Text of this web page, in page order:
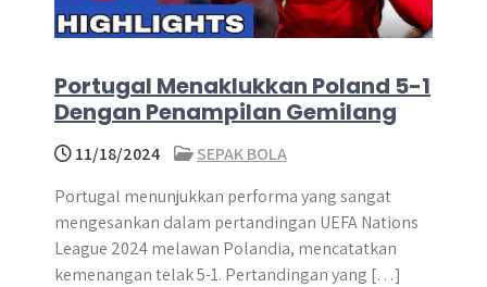
Portugal Menaklukkan Poland 5-1
Dengan Penampilan Gemilang
11/18/2024
SEPAK BOLA
Portugal menunjukkan performa yang sangat
mengesankan dalam pertandingan UEFA Nations
League 2024 melawan Polandia, mencatatkan
kemenangan telak 5-1. Pertandingan yang […]